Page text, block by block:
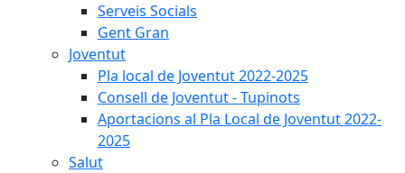
Serveis Socials
Gent Gran
Joventut
Pla local de Joventut 2022-2025
Consell de Joventut - Tupinots
Aportacions al Pla Local de Joventut 2022-
2025
Salut